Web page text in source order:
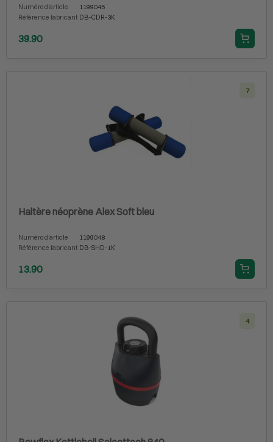
Numéro d'article
1199045
Référence fabricant DB-CDR-3K
39.90
7
Haltère néoprène Alex Soft bleu
Numéro d'article
1199048
Référence fabricant DB-SHD-1K
13.90
4